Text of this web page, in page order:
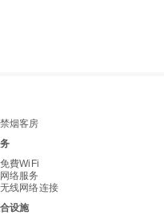
禁烟客房
免費WiFi
网络服务
无线网络连接
设施